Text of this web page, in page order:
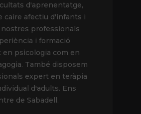
d'aprenentatge,
caire afectiu d'infants i
professionals
i formació
psicologia com en
També disposem
expert en teràpia
d'adults. Ens
de Sabadell.